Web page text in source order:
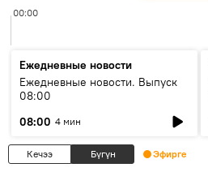
00:00
Ежедневные новости
Ежедневные новости. Выпуск
08:00
08:00 4 мин
Кечээ Бүгүн Эфирге